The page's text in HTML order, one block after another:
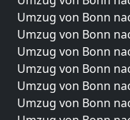
Umzug von Bonn
Umzug von Bonn
Umzug von Bonn
Umzug von Bonn
Umzug von Bonn
Umzug von Bonn